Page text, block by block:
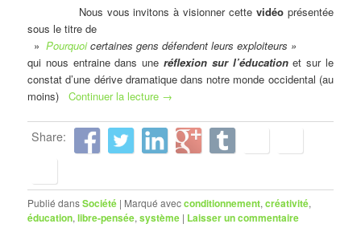
Nous vous invitons à visionner cette vidéo présentée
sous le titre de
» Pourquoicertaines gens défendent leurs exploiteurs »
qui nous entraine dans une réflexion sur l’éducationet sur le
constat d’une dérive dramatique dans notre monde occidental (au
moins)
Continuer la lecture →
Share:
Publié dansSociété | Marqué avecconditionnement,créativité,
éducation,libre-pensée,système | Laisser un commentaire